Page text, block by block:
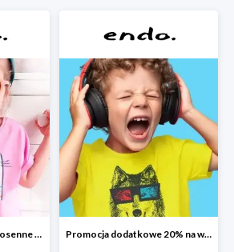
Dodatkowe -25% na wiosenne nowości Promocja dodatkowe 20% na wszystko